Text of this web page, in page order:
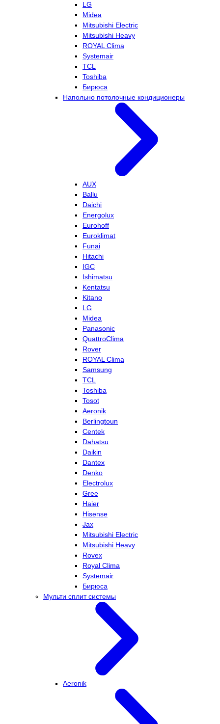
LG
Midea
Mitsubishi Electric
Mitsubishi Heavy
ROYAL Clima
Systemair
TCL
Toshiba
Бирюса
Напольно потолочные кондиционеры
AUX
Ballu
Daichi
Energolux
Eurohoff
Euroklimat
Funai
Hitachi
IGC
Ishimatsu
Kentatsu
Kitano
LG
Midea
Panasonic
QuattroClima
Rover
ROYAL Clima
Samsung
TCL
Toshiba
Tosot
Aeronik
Berlingtoun
Centek
Dahatsu
Daikin
Dantex
Denko
Electrolux
Gree
Haier
Hisense
Jax
Mitsubishi Electric
Mitsubishi Heavy
Rovex
Royal Clima
Systemair
Бирюса
Мульти сплит системы
Aeronik